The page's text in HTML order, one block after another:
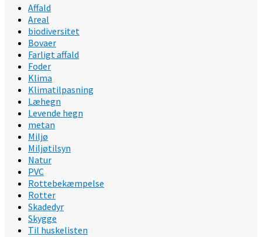
Affald
Areal
biodiversitet
Bovaer
Farligt affald
Foder
Klima
Klimatilpasning
Læhegn
Levende hegn
metan
Miljø
Miljøtilsyn
Natur
PVC
Rottebekæmpelse
Rotter
Skadedyr
Skygge
Til huskelisten